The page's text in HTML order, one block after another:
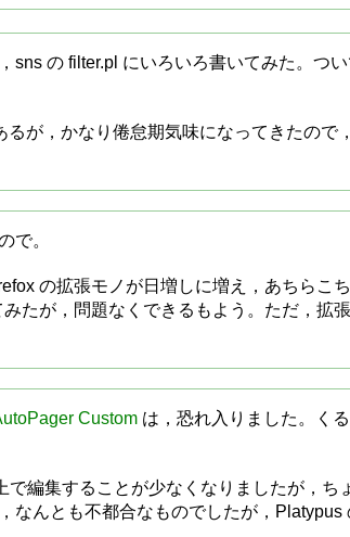
の filter.pl にいろいろ書いてみた。つ
が，かなり倦怠期気味になってきたので
で。
の拡張モノが日増しに増え，あちらこ
たが，問題なくできるもよう。ただ，拡
Custom は，恐れ入りました。く
編集することが少なくなりましたが，ち
んとも不都合なものでしたが，